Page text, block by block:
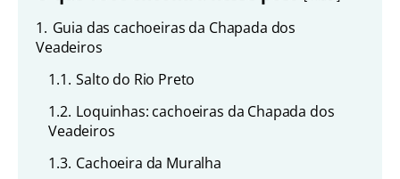
1. Guia das cachoeiras da Chapada dos
Veadeiros
1.1. Salto do Rio Preto
1.2. Loquinhas: cachoeiras da Chapada dos
Veadeiros
1.3. Cachoeira da Muralha